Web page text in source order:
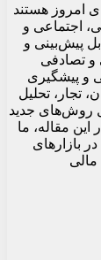
امروز هستند
اجتماعی و
پیش‌بینی و
و تصادفى
و پيشگيرى
تجار، تحليل
روش‌های جديد
اين مقاله، ما
بازارهای
مالی